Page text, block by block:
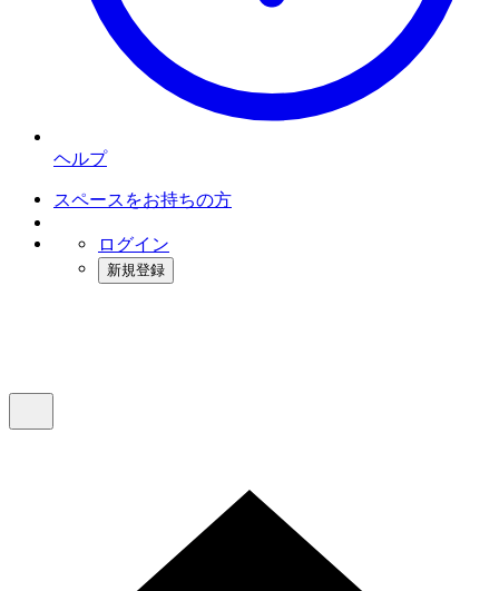
ヘルプ
スペースをお持ちの方
ログイン
新規登録